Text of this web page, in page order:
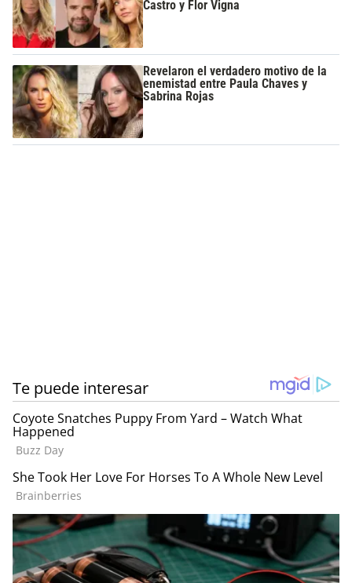
Castro y Flor Vigna
Revelaron el verdadero motivo de la
enemistad entre Paula Chaves y
Sabrina Rojas